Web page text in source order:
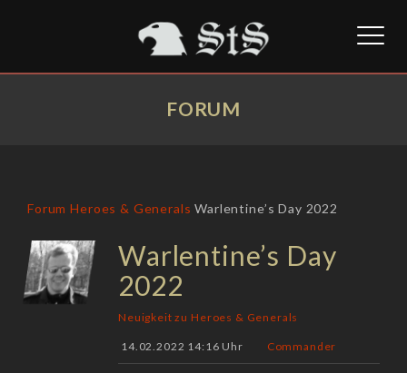
FORUM
Forum Heroes & Generals Warlentine’s Day 2022
Warlentine’s Day
2022
Neuigkeit zu Heroes & Generals
14.02.2022 14:16 Uhr Commander